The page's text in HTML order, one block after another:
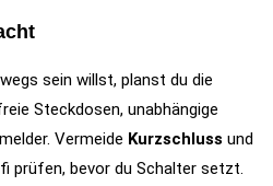
sein willst, planst du die
Steckdosen, unabhängige
Vermeide Kurzschluss und
prüfen, bevor du Schalter setzt.